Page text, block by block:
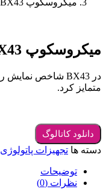
میکروسکوپ BX43 کمپانی Olympus ژاپن
میکروسکوپ BX43 کمپانی Olympus ژاپن
متمایز کرد.
دسته ها تجهیزات پاتولوژی
توضیحات
نظرات (0)